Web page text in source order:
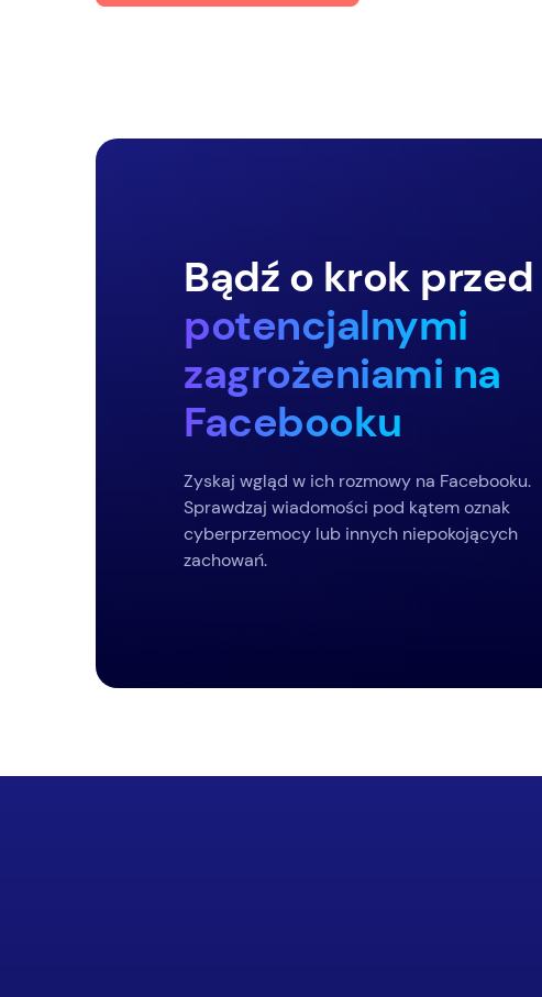
Bądź o krok przed
potencjalnymi
zagrożeniami na
Facebooku
Zyskaj wgląd w ich rozmowy na Facebooku.
Sprawdzaj wiadomości pod kątem oznak
cyberprzemocy lub innych niepokojących
zachowań.